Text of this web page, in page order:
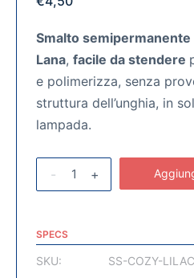
Smalto
Lana, facile da stendere
e polimerizza, senza
struttura dell’unghia, in
lampada.
- +
SPECS
SKU:
SS-COZY-LILAC